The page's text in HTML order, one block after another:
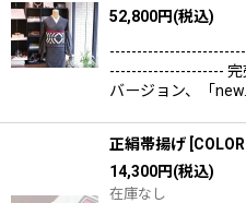
52,800円(税込)
--------------------- 完
バージョン、「new…
正絹帯揚げ
14,300円(税込)
在庫なし